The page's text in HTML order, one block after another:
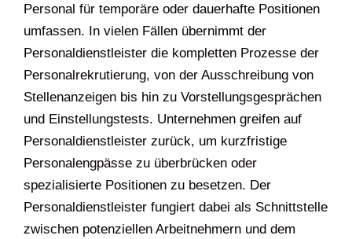
Personal für temporäre oder dauerhafte Positionen
umfassen. In vielen Fällen übernimmt der
Personaldienstleister die kompletten Prozesse der
Personalrekrutierung, von der Ausschreibung von
Stellenanzeigen bis hin zu Vorstellungsgesprächen
und Einstellungstests. Unternehmen greifen auf
Personaldienstleister zurück, um kurzfristige
Personalengpässe zu überbrücken oder
spezialisierte Positionen zu besetzen. Der
Personaldienstleister fungiert dabei als Schnittstelle
zwischen potenziellen Arbeitnehmern und dem